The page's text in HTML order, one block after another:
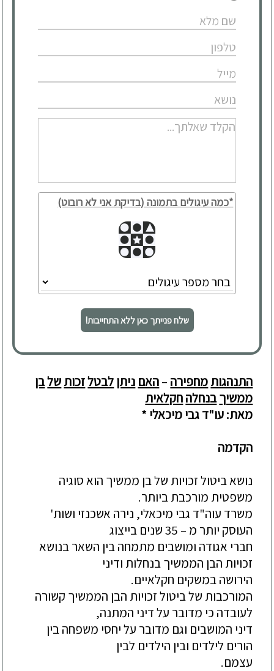
*כמה עיגולים בתמונה (בדיקת אני לא רובוט)
שלח פנייתך כאן ללא התחייבות!
התנהגותמחפירה –האם ניתןלבטלזכותשלבן
ממשיךבנחלהחקלאית
מאת: עו"ד גבי מיכאלי *
הקדמה
נושאביטולזכויות שלבן ממשיך הואסוגיה
משפטית מורכבתביותר.
משרד עוה"ד גבי מיכאלי, נירה אשכנזי ושות'
העוסק יותר מ – 35שנים בייצוג
חברי אגודה ומושבים מתמחהבין השארבנושא
זכויות הבן הממשיךבנחלות ודיני
הירושהבמשקים חקלאיים.
המורכבות שלביטולזכויות הבן הממשיך קשורה
לעובדה כי מדובר עלדיני המתנה,
דיני המושבים וגם מדובר עליחסי משפחהבין
הורים לילדים ובין הילדים לבין
עצמם.